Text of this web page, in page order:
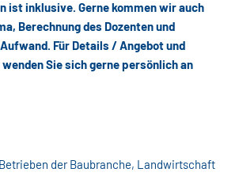
ist inklusive. Gerne kommen wir auch
Berechnung des Dozenten und
Für Details / Angebot und
Sie sich gerne persönlich an
der Baubranche, Landwirtschaft